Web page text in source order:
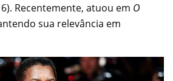
Recentemente, atuou em O
sua relevância em